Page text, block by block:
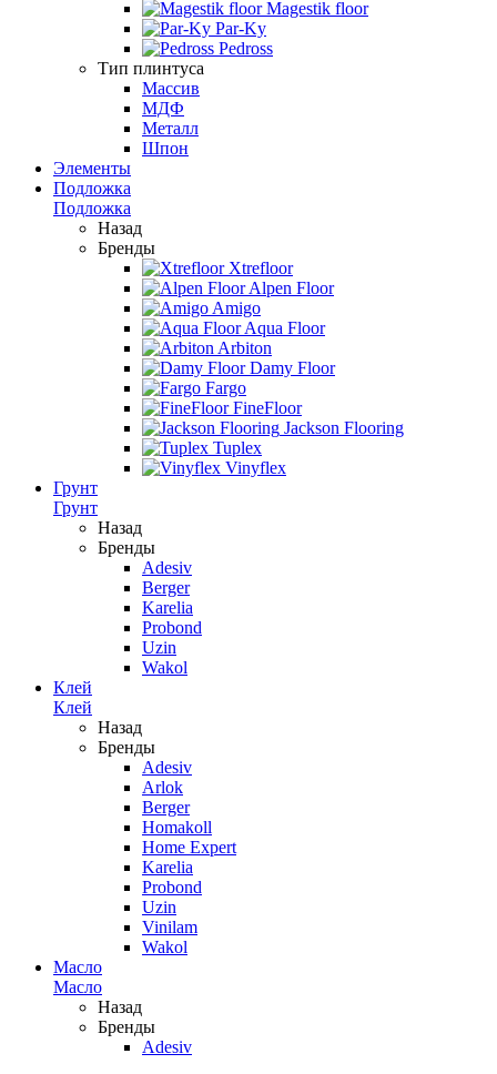
Magestik floor
Par-Ky
Pedross
Тип плинтуса
Массив
МДФ
Металл
Шпон
Элементы
Подложка
Подложка
Назад
Бренды
Xtrefloor
Alpen Floor
Amigo
Aqua Floor
Arbiton
Damy Floor
Fargo
FineFloor
Jackson Flooring
Tuplex
Vinyflex
Грунт
Грунт
Назад
Бренды
Adesiv
Berger
Karelia
Probond
Uzin
Wakol
Клей
Клей
Назад
Бренды
Adesiv
Arlok
Berger
Homakoll
Home Expert
Karelia
Probond
Uzin
Vinilam
Wakol
Масло
Масло
Назад
Бренды
Adesiv